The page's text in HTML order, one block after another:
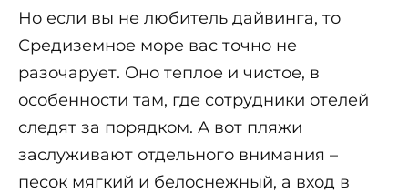
Но если вы не любитель дайвинга, то
Средиземное море вас точно не
разочарует. Оно теплое и чистое, в
особенности там, где сотрудники отелей
следят за порядком. А вот пляжи
заслуживают отдельного внимания –
песок мягкий и белоснежный, а вход в